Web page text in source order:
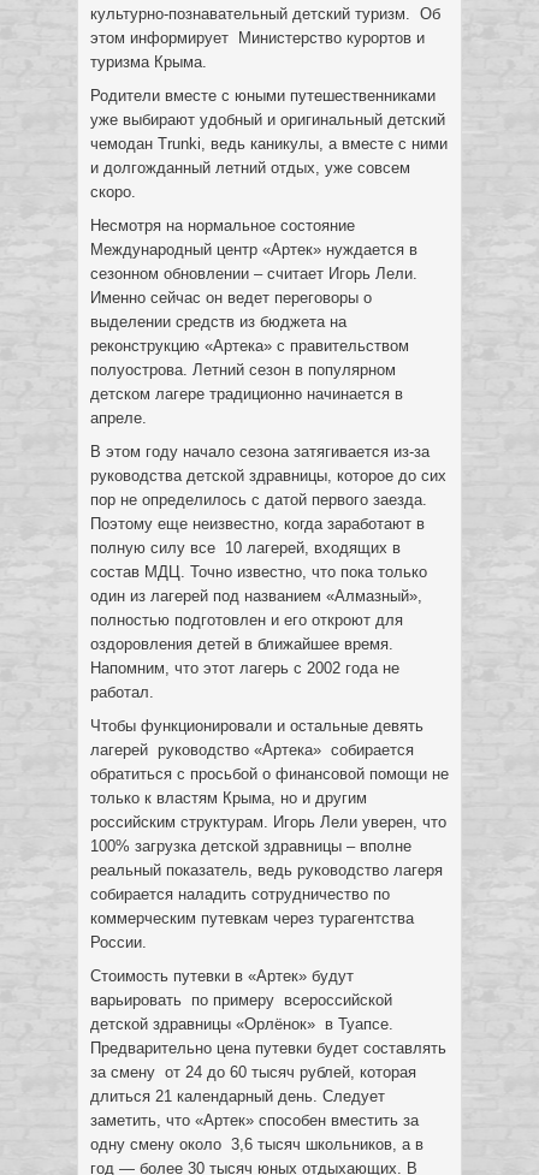
культурно-познавательный детский туризм. Об
этом информирует Министерство курортов и
туризма Крыма.
Родители вместе с юными путешественниками
уже выбирают удобный и оригинальный детский
чемодан Trunki, ведь каникулы, а вместе с ними
и долгожданный летний отдых, уже совсем
скоро.
Несмотря на нормальное состояние
Международный центр «Артек» нуждается в
сезонном обновлении – считает Игорь Лели.
Именно сейчас он ведет переговоры о
выделении средств из бюджета на
реконструкцию «Артека» с правительством
полуострова. Летний сезон в популярном
детском лагере традиционно начинается в
апреле.
В этом году начало сезона затягивается из-за
руководства детской здравницы, которое до сих
пор не определилось с датой первого заезда.
Поэтому еще неизвестно, когда заработают в
полную силу все 10 лагерей, входящих в
состав МДЦ. Точно известно, что пока только
один из лагерей под названием «Алмазный»,
полностью подготовлен и его откроют для
оздоровления детей в ближайшее время.
Напомним, что этот лагерь с 2002 года не
работал.
Чтобы функционировали и остальные девять
лагерей руководство «Артека» собирается
обратиться с просьбой о финансовой помощи не
только к властям Крыма, но и другим
российским структурам. Игорь Лели уверен, что
100% загрузка детской здравницы – вполне
реальный показатель, ведь руководство лагеря
собирается наладить сотрудничество по
коммерческим путевкам через турагентства
России.
Стоимость путевки в «Артек» будут
варьировать по примеру всероссийской
детской здравницы «Орлёнок» в Туапсе.
Предварительно цена путевки будет составлять
за смену от 24 до 60 тысяч рублей, которая
длиться 21 календарный день. Следует
заметить, что «Артек» способен вместить за
одну смену около 3,6 тысяч школьников, а в
год — более 30 тысяч юных отдыхающих. В